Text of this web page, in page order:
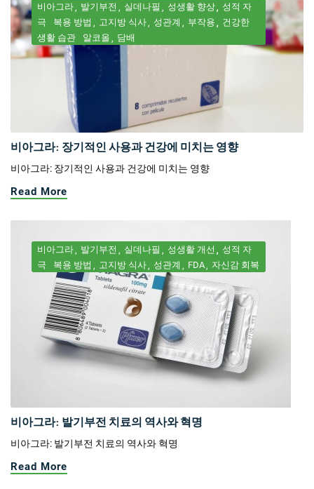
비아그라 발기부전 실데나필 성생활 향상
성적 자
극
복용 방법 고지방 식사 성관계 부작용
건강한
생활 습관
알코올 담배
비아그라: 장기적인 사용과 건강에 미치는 영향
비아그라: 장기적인 사용과 건강에 미치는 영향
Read More
비아그라 발기부전 실데나필 성생활 개선
성적 자
극
복용 방법 고지방 식사 성관계 FDA 자신감 회복
비아그라: 발기부전 치료의 역사와 혁명
비아그라: 발기부전 치료의 역사와 혁명
Read More